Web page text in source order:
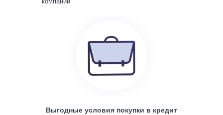
Выгодные условия покупки в кредит